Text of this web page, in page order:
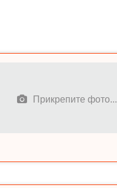
Прикрепите фото...